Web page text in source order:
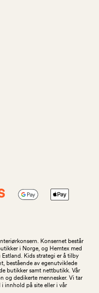
Konsernet består
i Norge, og Hemtex med
Kids strategi er å tilby
bestående av egenutviklede
butikker samt nettbutikk. Vår
og dedikerte mennesker. Vi tar
innhold på site eller i vår